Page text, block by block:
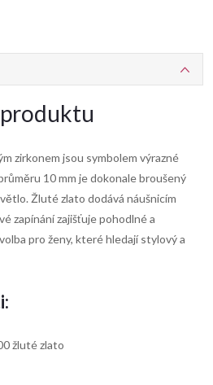
zirkonem jsou symbolem výrazné
10 mm je dokonale broušený
Žluté zlato dodává náušnicím
zapínání zajišťuje pohodlné a
pro ženy, které hledají stylový a
žluté zlato